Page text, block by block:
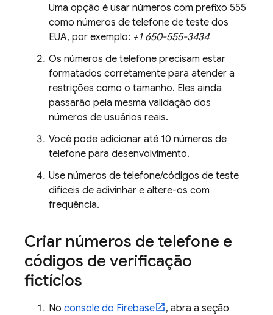
Uma opção é usar números com prefixo 555
como números de telefone de teste dos
EUA, por exemplo: +1 650-555-3434
Os números de telefone precisam estar
formatados corretamente para atender a
restrições como o tamanho. Eles ainda
passarão pela mesma validação dos
números de usuários reais.
Você pode adicionar até 10 números de
telefone para desenvolvimento.
Use números de telefone/códigos de teste
difíceis de adivinhar e altere-os com
frequência.
Criar números de telefone e
códigos de verificação
fictícios
No console do Firebase
, abra a seção